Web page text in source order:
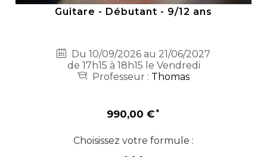
Guitare - Débutant - 9/12 ans
Du 10/09/2026 au 21/06/2027
de 17h15 à 18h15 le Vendredi
Professeur : Thomas
990,00 €
Choisissez votre formule :